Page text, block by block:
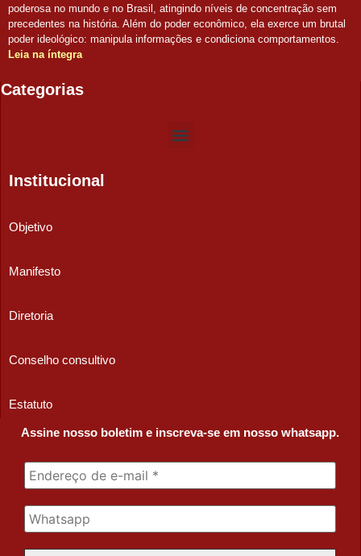
poderosa no mundo e no Brasil, atingindo níveis de concentração sem
precedentes na história. Além do poder econômico, ela exerce um brutal
poder ideológico: manipula informações e condiciona comportamentos.
Leia na íntegra
Categorias
Institucional
Objetivo
Manifesto
Diretoria
Conselho consultivo
Estatuto
Assine nosso boletim e inscreva-se em nosso whatsapp.